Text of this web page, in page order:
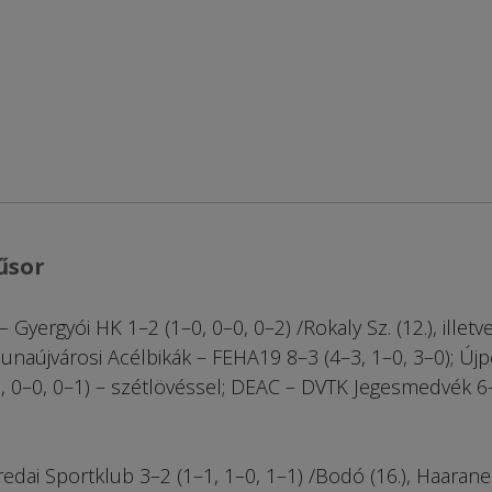
HK 1–2 (1–0, 0–0, 0–2) /Rokaly Sz. (12.), illetve
Acélbikák – FEHA19 8–3 (4–3, 1–0, 3–0);
0–1) – szétlövéssel; DEAC – DVTK Jegesmedvék
Sportklub 3–2 (1–1, 1–0, 1–1) /Bodó (16.),